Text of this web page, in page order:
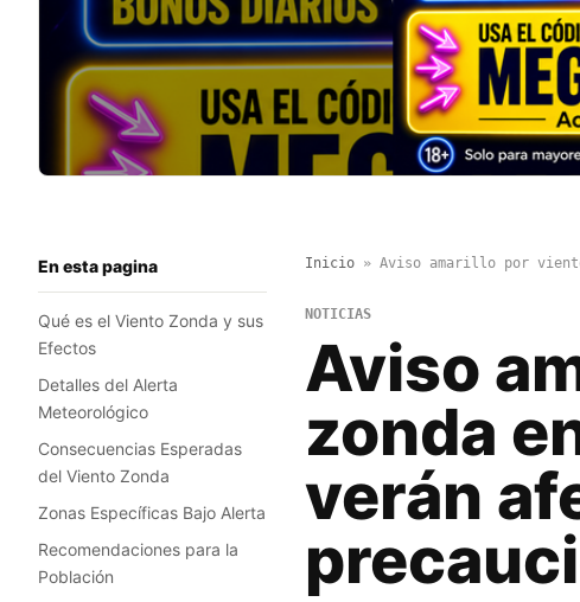
En esta pagina
Qué es el Viento Zonda y sus
Efectos
Detalles del Alerta
Meteorológico
Consecuencias Esperadas
del Viento Zonda
Zonas Específicas Bajo Alerta
Recomendaciones para la
Población
Inicio» Aviso amarillo por
NOTICIAS
Aviso
zonda
verán